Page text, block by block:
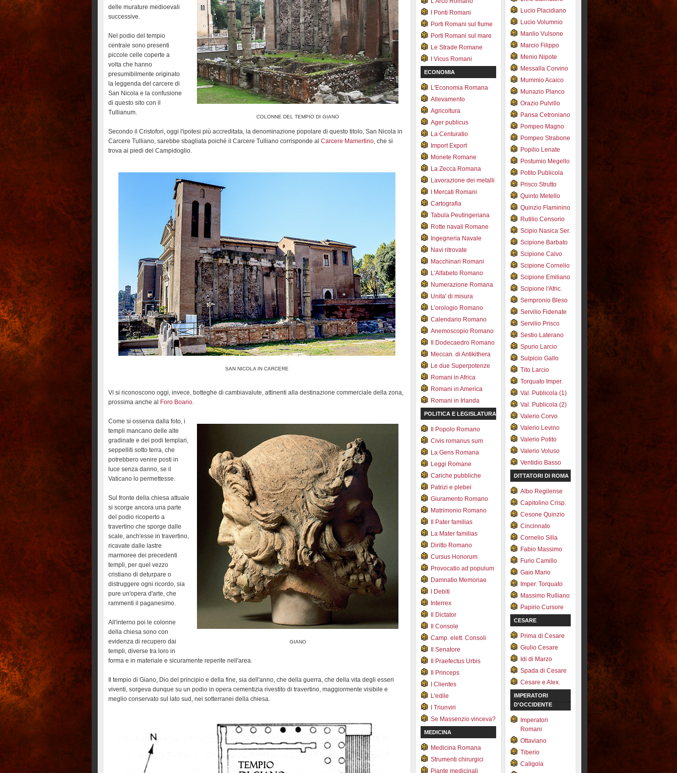
COLONNE DEL TEMPIO DI GIANO
delle murature medioevali
successive.
Nel podio del tempio
centrale sono presenti
piccole celle coperte a
volta che hanno
presumibilmente originato
la leggenda del carcere di
San Nicola e la confusione
di questo sito con il
Tullianum.
Secondo il Cristofori, oggi l'ipotesi più accreditata, la denominazione popolare di questo titolo, San Nicola in
Carcere Tulliano, sarebbe sbagliata poiché il Carcere Tulliano corrisponde al Carcere Mamertino, che si
trova ai piedi del Campidoglio.
SAN NICOLA IN CARCERE
Vi si riconoscono oggi, invece, botteghe di cambiavalute, attinenti alla destinazione commerciale della zona,
prossima anche al Foro Boario.
GIANO
Come si osserva dalla foto, i
templi mancano delle alte
gradinate e dei podi templari,
seppelliti sotto terra, che
potrebbero venire posti in
luce senza danno, se il
Vaticano lo permettesse.
Sul fronte della chiesa attuale
si scorge ancora una parte
del podio ricoperto a
travertino che sporge dalle
scale, anch'esse in travertino,
ricavate dalle lastre
marmoree dei precedenti
templi, per quel vezzo
cristiano di deturpare o
distruggere ogni ricordo, sia
pure un'opera d'arte, che
rammenti il paganesimo.
All'interno poi le colonne
della chiesa sono con
evidenza di recupero dai
templi, diverse tra loro in
forma e in materiale e sicuramente reperite nell'area.
Il tempio di Giano, Dio del principio e della fine, sia dell'anno, che della guerra, che della vita degli esseri
viventi, sorgeva dunque su un podio in opera cementizia rivestito di travertino, maggiormente visibile e
meglio conservato sul lato sud, nei sotterranei della chiesa.
I Ponti Romani
Porti Romani sul fiume
Porti Romani sul mare
Le Strade Romane
I Vicus Romani
ECONOMIA
L'Economia Romana
Allevamento
Agricoltura
Ager publicus
La Centuratio
Import Export
Monete Romane
La Zecca Romana
Lavorazione dei metalli
I Mercati Romani
Cartografia
Tabula Peutingeriana
Rotte navali Romane
Ingegneria Navale
Navi ritrovate
Macchinari Romani
L'Alfabeto Romano
Numerazione Romana
Unita' di misura
L'orologio Romano
Calendario Romano
Anemoscopio Romano
Il Dodecaedro Romano
Meccan. di Antikithera
Le due Superpotenze
Romani in Africa
Romani in America
Romani in Irlanda
POLITICA E LEGISLATURA
Il Popolo Romano
Civis romanus sum
La Gens Romana
Leggi Romane
Cariche pubbliche
Patrizi e plebei
Giuramento Romano
Matrimonio Romano
Il Pater familias
La Mater familias
Diritto Romano
Cursus Honorum
Provocatio ad populum
Damnatio Memoriae
I Debiti
Interrex
Il Dictator
Il Console
Camp. elett. Consoli
Il Senatore
Il Praefectus Urbis
Il Princeps
I Clientes
L'edile
I Triunviri
Se Massenzio vinceva?
MEDICINA
Medicina Romana
Strumenti chirurgici
Piante medicinali
Lucio Placidiano
Lucio Volumnio
Manlio Vulsone
Marcio Filippo
Menio Nipote
Messalla Corvino
Mummio Acaico
Munazio Planco
Orazio Pulvillo
Pansa Cetroniano
Pompeo Magno
Pompeo Strabone
Popilio Lenate
Postumio Megello
Potito Publicola
Prisco Strutto
Quinto Metello
Quinzio Flaminino
Rutilio Censorio
Scipio Nasica Ser.
Scipione Barbato
Scipione Calvo
Scipione Cornelio
Scipione Emiliano
Scipione l'Afric.
Sempronio Bleso
Servilio Fidenate
Servilio Prisco
Sestio Laterano
Spurio Larcio
Sulpicio Gallo
Tito Larcio
Torquato Imper.
Val. Publicola (1)
Val. Publicola (2)
Valerio Corvo
Valerio Levino
Valerio Potito
Valerio Voluso
Ventidio Basso
DITTATORI DI ROMA
Albo Regilense
Capitolino Crisp.
Cesone Quinzio
Cincinnato
Cornelio Silla
Fabio Massimo
Furio Camillo
Gaio Mario
Imper. Torquato
Massimo Rulliano
Papirio Cursore
CESARE
Prima di Cesare
Giulio Cesare
Idi di Marzo
Spada di Cesare
Cesare e Alex.
IMPERATORI
D'OCCIDENTE
Imperatori
Romani
Ottaviano
Tiberio
Caligola